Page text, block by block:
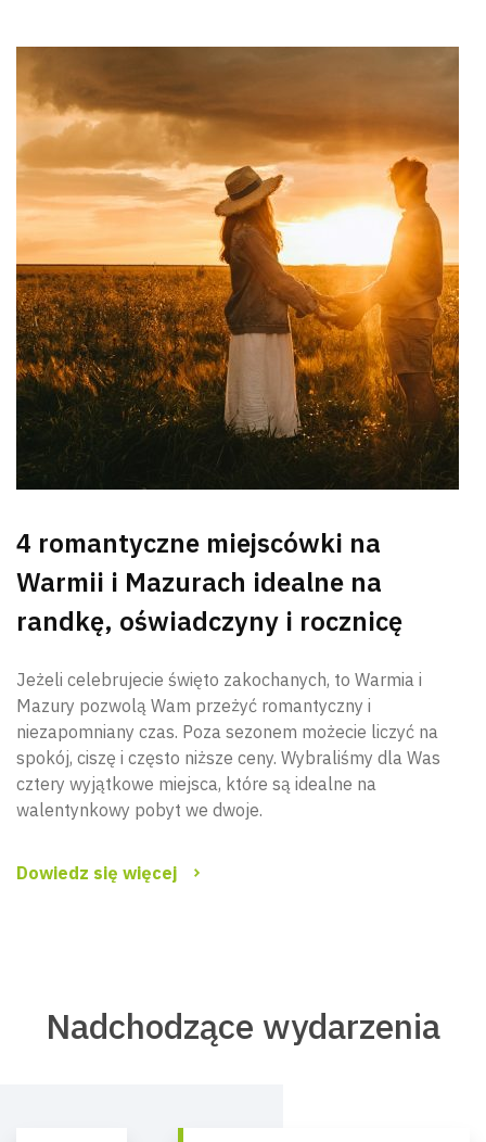
4 romantyczne miejscówki na
Warmii i Mazurach idealne na
randkę, oświadczyny i rocznicę
Jeżeli celebrujecie święto zakochanych, to Warmia i
Mazury pozwolą Wam przeżyć romantyczny i
niezapomniany czas. Poza sezonem możecie liczyć na
spokój, ciszę i często niższe ceny. Wybraliśmy dla Was
cztery wyjątkowe miejsca, które są idealne na
walentynkowy pobyt we dwoje.
Dowiedz się więcej
Nadchodzące wydarzenia